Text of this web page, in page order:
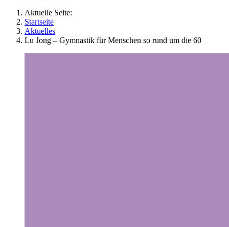
Aktuelle Seite:
Startseite
Aktuelles
Lu Jong – Gymnastik für Menschen so rund um die 60